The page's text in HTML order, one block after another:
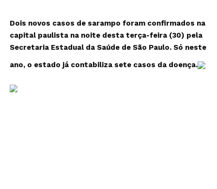
Dois novos casos de sarampo foram confirmados na
capital paulista na noite desta terça-feira (30) pela
Secretaria Estadual da Saúde de São Paulo. Só neste
ano, o estado já contabiliza sete casos da doença.